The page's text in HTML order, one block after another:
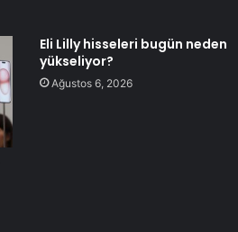
Eli Lilly hisseleri bugün neden
yükseliyor?
Ağustos 6, 2026